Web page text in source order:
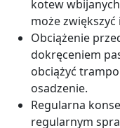
kotew
może
Obciążenie
dokręceniem
obciążyć
osadzenie.
Regularna
regularnym